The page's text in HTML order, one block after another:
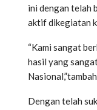
ini dengan telah
aktif dikegiatan
“Kami sangat
hasil yang
Dengan telah